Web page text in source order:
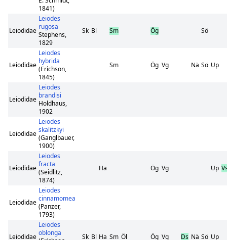
1841)
Leiodidae
Leiodes
rugosa
Stephens,
1829
Sk Bl Sm Ög Sö
Leiodidae
Leiodes
hybrida
(Erichson,
1845)
Sm Ög Vg Nä Sö Up
Leiodidae
Leiodes
brandisi
Holdhaus,
1902
Leiodidae
Leiodes
skalitzkyi
(Ganglbauer,
1900)
Leiodidae
Leiodes
fracta
(Seidlitz,
1874)
Ha Ög Vg Up
Leiodidae
Leiodes
cinnamomea
(Panzer,
1793)
Leiodidae
Leiodes
oblonga
Sk Bl Ha Sm Öl Ög Vg Ds Nä Sö Up